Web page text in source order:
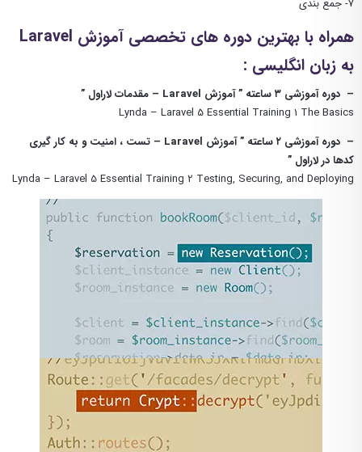
همراه با بهترین دوره های تخصصی آموزش Laravel
به زبان انگلیسی :
– دوره آموزشی ۳ ساعته ” آموزش Laravel – مقدمات لاراول ”
Lynda – Laravel 5 Essential Training 1 The Basics
– دوره آموزشی ۲ ساعته ” آموزش Laravel – تست ، امنیت و به کار گیری
کدها در لاراول ”
Lynda – Laravel 5 Essential Training 2 Testing, Securing, and Deploying